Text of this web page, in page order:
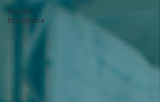
Gestão
Estratégica